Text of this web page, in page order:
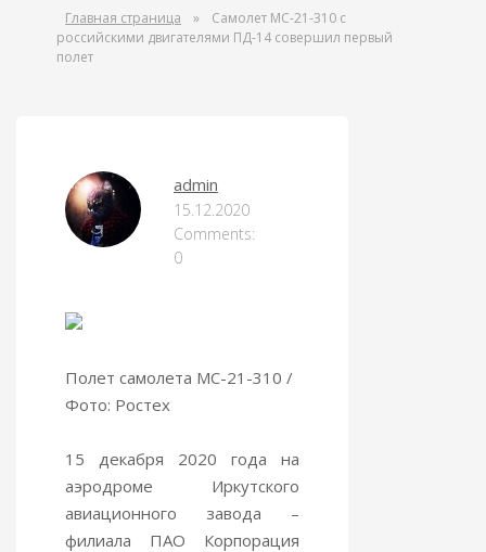
Главная страница »
Самолет МС-21-310 с
российскими двигателями ПД-14 совершил первый
полет
АВИАЦИЯ admin
15.12.2020
Comments:
0
Полет самолета МС-21-310 /
Фото: Ростех
15 декабря 2020 года на
аэродроме Иркутского
авиационного завода –
филиала ПАО Корпорация